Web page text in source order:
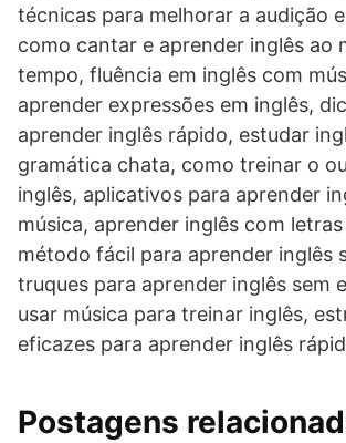
técnicas para melhorar a audição
como cantar e aprender inglês ao
tempo, fluência em inglês com
aprender expressões em inglês,
aprender inglês rápido, estudar
gramática chata, como treinar o
inglês, aplicativos para aprender
música, aprender inglês com
método fácil para aprender inglês
truques para aprender inglês sem
usar música para treinar inglês,
eficazes para aprender inglês
Postagens